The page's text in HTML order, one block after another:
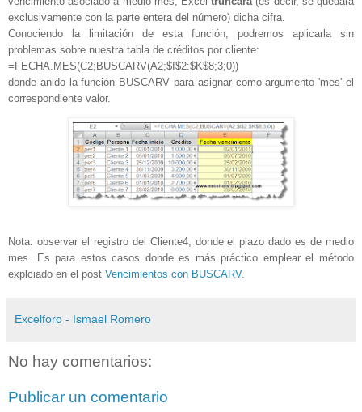
exclusivamente con la parte entera del número) dicha cifra.
Conociendo la limitación de esta función, podremos aplicarla sin
problemas sobre nuestra tabla de créditos por cliente:
=FECHA.MES(C2;BUSCARV(A2;$I$2:$K$8;3;0))
donde anido la función BUSCARV para asignar como argumento 'mes' el
correspondiente valor.
Nota: observar el registro del Cliente4, donde el plazo dado es de medio
mes. Es para estos casos donde es más práctico emplear el método
explciado en el post Vencimientos con BUSCARV.
Excelforo - Ismael Romero
No hay comentarios:
Publicar un comentario